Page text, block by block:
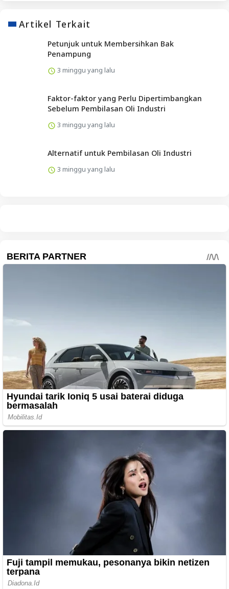
Artikel Terkait
Petunjuk untuk Membersihkan Bak
Penampung
3 minggu yang lalu
Faktor-faktor yang Perlu Dipertimbangkan
Sebelum Pembilasan Oli Industri
3 minggu yang lalu
Alternatif untuk Pembilasan Oli Industri
3 minggu yang lalu